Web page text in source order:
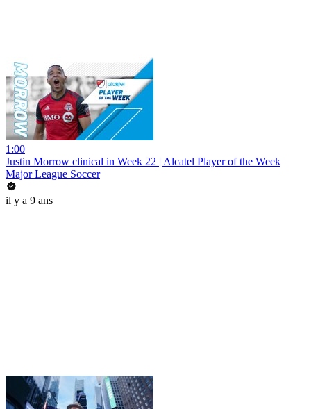
1:00
Justin Morrow clinical in Week 22 | Alcatel Player of the Week
Major League Soccer
il y a 9 ans